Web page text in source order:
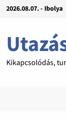
2026.08.07. - Ibolya
Kikapcsolódás,